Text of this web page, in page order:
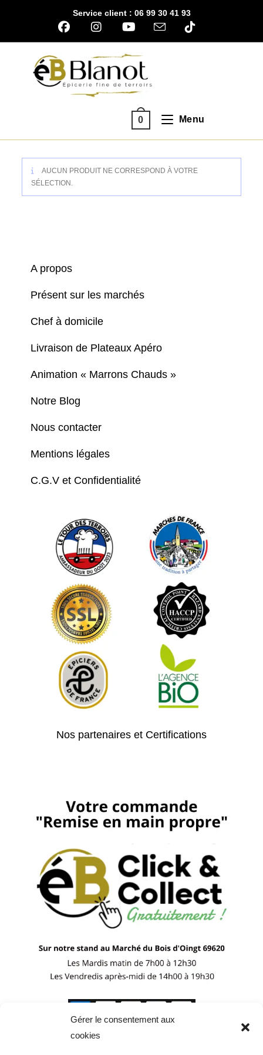
Gérer le consentement aux
cookies
Service client : 06 99 30 41 93
0 Menu
AUCUN PRODUIT NE CORRESPOND À VOTRE
SÉLECTION.
A propos
Présent sur les marchés
Chef à domicile
Livraison de Plateaux Apéro
Animation « Marrons Chauds »
Notre Blog
Nous contacter
Mentions légales
C.G.V et Confidentialité
Nos partenaires et Certifications